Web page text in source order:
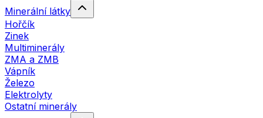
Minerální látky
Hořčík
Zinek
Multiminerály
ZMA a ZMB
Vápník
Železo
Elektrolyty
Ostatní minerály